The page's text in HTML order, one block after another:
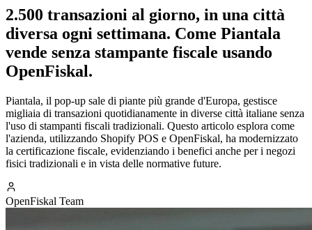
2.500 transazioni al giorno, in una città
diversa ogni settimana. Come Piantala
vende senza stampante fiscale usando
OpenFiskal.
Piantala, il pop-up sale di piante più grande d'Europa, gestisce
migliaia di transazioni quotidianamente in diverse città italiane senza
l'uso di stampanti fiscali tradizionali. Questo articolo esplora come
l'azienda, utilizzando Shopify POS e OpenFiskal, ha modernizzato
la certificazione fiscale, evidenziando i benefici anche per i negozi
fisici tradizionali e in vista delle normative future.
OpenFiskal Team